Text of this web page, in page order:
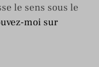
le sens sous le
moi sur